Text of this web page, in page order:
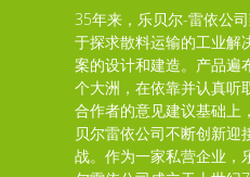
35年来，乐贝尔-雷依公
于探求散料运输的工业解
案的设计和建造。产品遍
个大洲，在依靠并认真听
合作者的意见建议基础上
贝尔雷依公司不断创新迎
战。作为一家私营企业，